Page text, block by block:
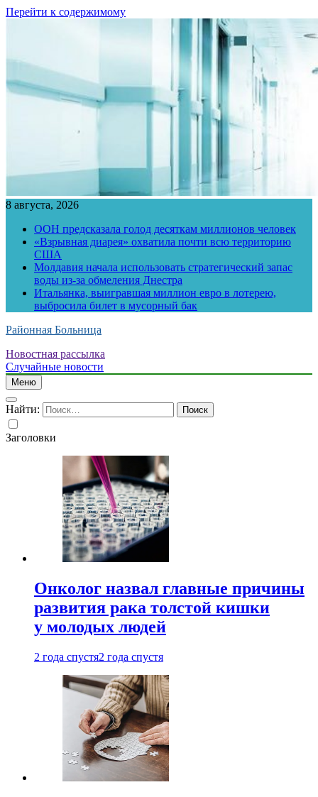
Перейти к содержимому
8 августа, 2026
ООН предсказала голод десяткам миллионов человек
«Взрывная диарея» охватила почти всю территорию
США
Молдавия начала использовать стратегический запас
воды из-за обмеления Днестра
Итальянка, выигравшая миллион евро в лотерею,
выбросила билет в мусорный бак
Районная Больница
Новостная рассылка
Случайные новости
Меню
Найти:
Заголовки
Онколог назвал главные причины
развития рака толстой кишки
у молодых людей
2 года спустя2 года спустя